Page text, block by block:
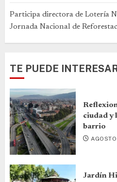
Participa directora de Lotería
Jornada Nacional de
TE PUEDE
ciudad y
barrio
Jardín